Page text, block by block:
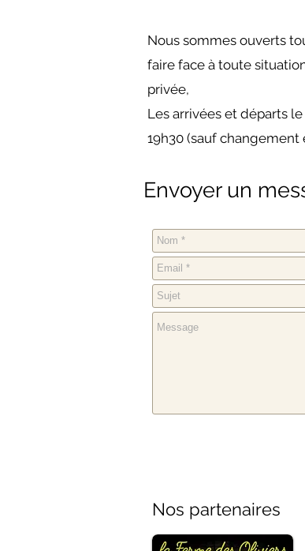
Nous sommes ouverts
faire face à toute
privée,
Les arrivées et départs
19h30 (sauf changement
Envoyer un
Nos partenaires